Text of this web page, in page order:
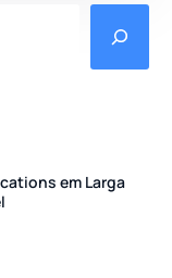
em Larga